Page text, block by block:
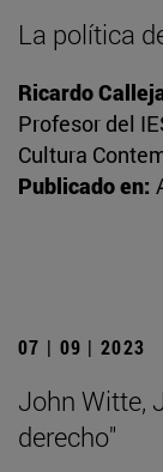
La política
Ricardo
Profesor del
Cultura
Publicado en:
07 | 09 | 2023
John Witte,
derecho"